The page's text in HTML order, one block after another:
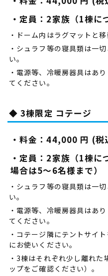
・定員：2家族（1棟に
・ドーム内はラグマットと
・シュラフ等の寝具類は一
い。
・電源等、冷暖房器具はあ
てください。
◆ 3棟限定 コテージ
・料金：44,000 円 (税
・定員：2家族（1棟に
場合は5～6名様まで）
・シュラフ等の寝具類は一
い。
・電源等、冷暖房器具はあ
てください。
・コテージ隣にテントサイ
にお使いください。
・3棟はそれぞれ少し離れ
ップをご確認ください）。